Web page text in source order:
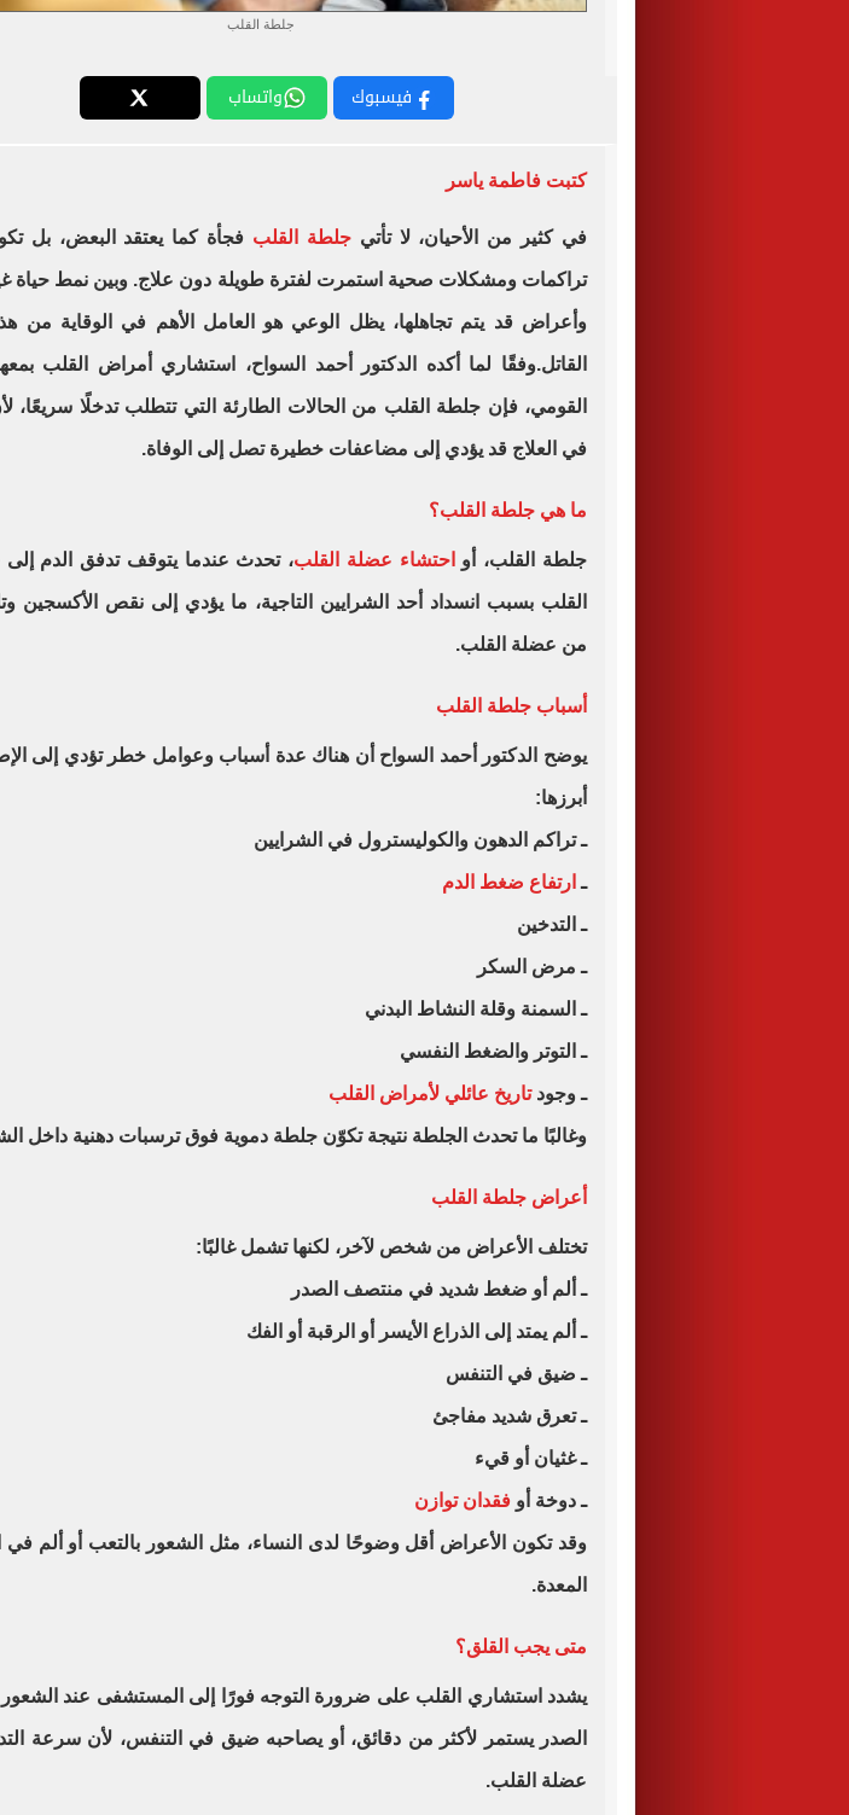
جلطة القلب
فيسبوك واتساب
كتبت فاطمة ياسر
في كثير من الأحيان، لا تأتيجلطة القلب فجأة كما يعتقد البعض، بل
تراكمات ومشكلات صحية استمرت لفترة طويلة دون علاج. وبين نمط حياة
وأعراض قد يتم تجاهلها، يظل الوعي هو العامل الأهم في الوقاية من
القاتل.وفقًا لما أكده الدكتور أحمد السواح، استشاري أمراض القلب
القومي، فإن جلطة القلب من الحالات الطارئة التي تتطلب تدخلًا سريعًا،
في العلاج قد يؤدي إلى مضاعفات خطيرة تصل إلى الوفاة.
ما هي جلطة القلب؟
جلطة القلب، أو احتشاء عضلة القلب، تحدث عندما يتوقف تدفق الدم
القلب بسبب انسداد أحد الشرايين التاجية، ما يؤدي إلى نقص الأكسجين
من عضلة القلب.
أسباب جلطة القلب
يوضح الدكتور أحمد السواح أن هناك عدة أسباب وعوامل خطر تؤدي إلى
أبرزها:
ـ تراكم الدهون والكوليسترول في الشرايين
ـ ارتفاع ضغط الدم
ـ التدخين
ـ مرض السكر
ـ السمنة وقلة النشاط البدني
ـ التوتر والضغط النفسي
ـ وجودتاريخ عائلي لأمراض القلب
وغالبًا ما تحدث الجلطة نتيجة تكوّن جلطة دموية فوق ترسبات دهنية داخل
أعراض جلطة القلب
تختلف الأعراض من شخص لآخر، لكنها تشمل غالبًا:
ـ ألم أو ضغط شديد في منتصف الصدر
ـ ألم يمتد إلى الذراع الأيسر أو الرقبة أو الفك
ـ ضيق في التنفس
ـ تعرق شديد مفاجئ
ـ غثيان أو قيء
ـ دوخة أو فقدان توازن
وقد تكون الأعراض أقل وضوحًا لدى النساء، مثل الشعور بالتعب أو ألم في
المعدة.
متى يجب القلق؟
يشدد استشاري القلب على ضرورة التوجه فورًا إلى المستشفى عند الشعور
الصدر يستمر لأكثر من دقائق، أو يصاحبه ضيق في التنفس، لأن سرعة
عضلة القلب.